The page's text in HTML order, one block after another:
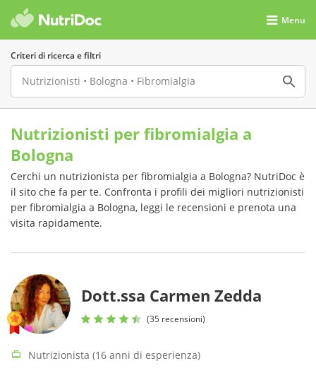
Menu
Criteri di ricerca e filtri
Nutrizionisti per fibromialgia a
Bologna
Cerchi un nutrizionista per fibromialgia a Bologna? NutriDoc è
il sito che fa per te. Confronta i profili dei migliori nutrizionisti
per fibromialgia a Bologna, leggi le recensioni e prenota una
visita rapidamente.
Dott.ssa Carmen Zedda
(35 recensioni)
Nutrizionista (16 anni di esperienza)